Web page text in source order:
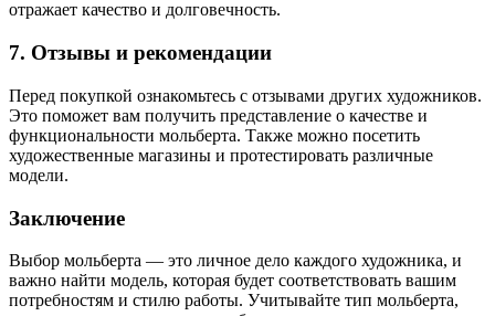
отражает качество и долговечность.
7. Отзывы и рекомендации
Перед покупкой ознакомьтесь с отзывами других художников.
Это поможет вам получить представление о качестве и
функциональности мольберта. Также можно посетить
художественные магазины и протестировать различные
модели.
Заключение
Выбор мольберта — это личное дело каждого художника, и
важно найти модель, которая будет соответствовать вашим
потребностям и стилю работы. Учитывайте тип мольберта,